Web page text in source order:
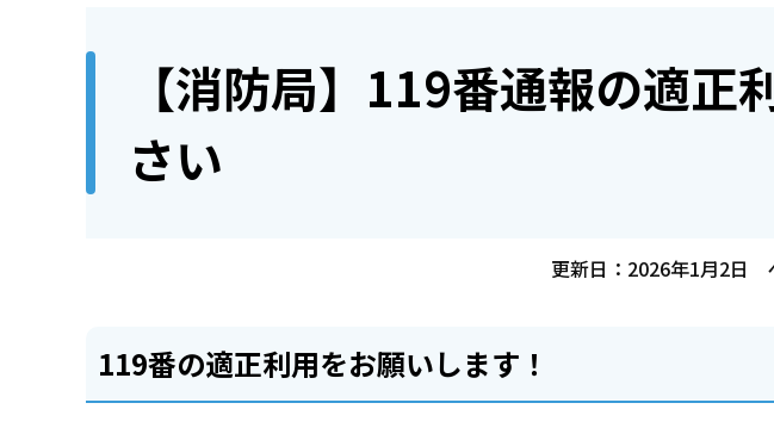
【消防局】119番通報の適正
さい
更新日：2026年1月2日
119番の適正利用をお願いします！